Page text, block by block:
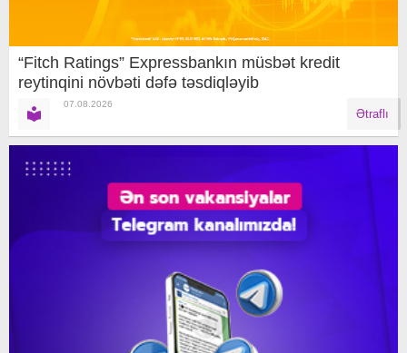
“Fitch Ratings” Expressbankın müsbət kredit
reytinqini növbəti dəfə təsdiqləyib
07.08.2026
Ətraflı